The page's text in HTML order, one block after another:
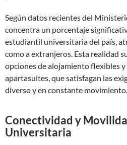
Según datos recientes del
concentra un porcentaje
estudiantil universitaria del país,
como a extranjeros. Esta realidad
opciones de alojamiento flexibles
apartasuites, que satisfagan las
diverso y en constante movimiento.
Conectividad y
Universitaria